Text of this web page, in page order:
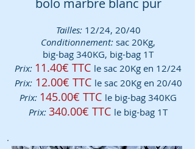
bolo marbre blanc pur
Tailles: 12/24, 20/40
Conditionnement: sac 20Kg,
big-bag 340KG, big-bag 1T
Prix: 11.40€ TTC le sac 20Kg en 12/24
Prix: 12.00€ TTC le sac 20Kg en 20/40
Prix: 145.00€ TTC le big-bag 340KG
Prix: 340.00€ TTC le big-bag 1T